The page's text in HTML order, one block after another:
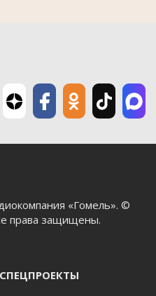
«Гомель». ©
права защищены.
СПЕЦПРОЕКТЫ